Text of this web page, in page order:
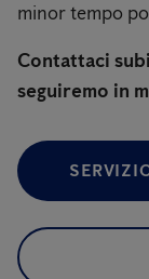
minor tempo
Contattaci
seguiremo in